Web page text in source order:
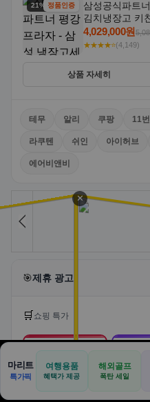
21% 할인정품인증
삼성공식파트
김치냉장고 키
주가전 빌트인
4,029,000원
★★★★⭐(4,149)
상품 자세히
테무 알리 쿠팡 11
라쿠텐 쉬인 아이허브
에어비앤비
🎯제휴 광고
🛒 쇼핑 특가
🛒
쿠팡
로켓배송·특가
알리익
🏠
✈️
공항
⛳
🏠 📝
견적
✕
마리트
특가픽
여행용품
혜택가 제공
해외골프
폭탄 세일